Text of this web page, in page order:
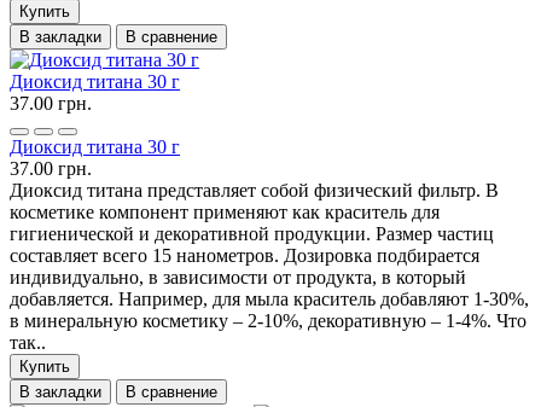
Купить
В закладки
В сравнение
Диоксид титана 30 г
37.00 грн.
Диоксид титана 30 г
37.00 грн.
Диоксид титана представляет собой физический фильтр. В
косметике компонент применяют как краситель для
гигиенической и декоративной продукции. Размер частиц
составляет всего 15 нанометров. Дозировка подбирается
индивидуально, в зависимости от продукта, в который
добавляется. Например, для мыла краситель добавляют 1-30%,
в минеральную косметику – 2-10%, декоративную – 1-4%. Что
так..
Купить
В закладки
В сравнение